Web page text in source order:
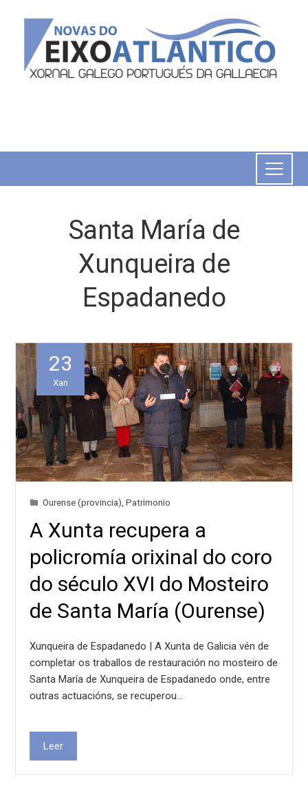
Santa María de
Xunqueira de
Espadanedo
23
Xan
Ourense (provincia) ,Patrimonio
A Xunta recupera a
policromía orixinal do coro
do século XVI do Mosteiro
de Santa María (Ourense)
Xunqueira de Espadanedo | A Xunta de Galicia vén de
completar os traballos de restauración no mosteiro de
Santa María de Xunqueira de Espadanedo onde, entre
outras actuacións, se recuperou…
Leer